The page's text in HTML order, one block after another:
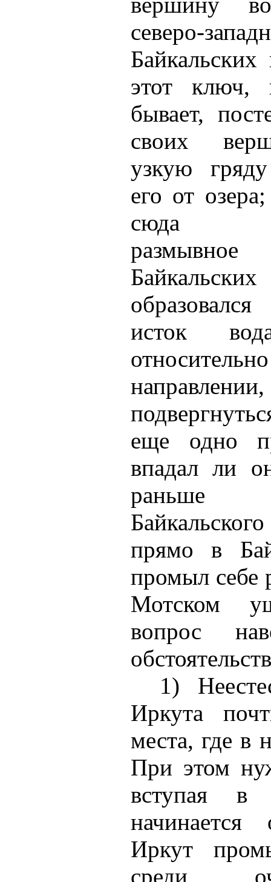
северо-
этот ключ,
бывает,
своих
узкую
его от
сюда
исток
еще одно
впадал ли
раньше
прямо в
промыл себе
Мотском
вопрос
1)
Иркута
места, где в
При этом
вступая в
Иркут
среди